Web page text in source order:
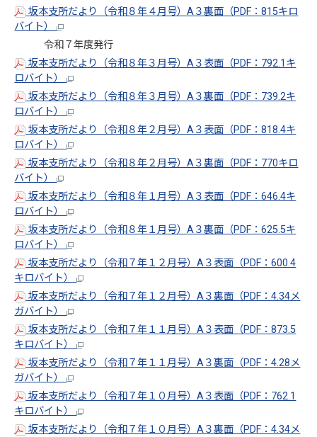
坂本支所だより（令和８年４月号）A３裏面（PDF：815キロ
バイト）
令和７年度発行
坂本支所だより（令和８年３月号）A３表面（PDF：792.1キ
ロバイト）
坂本支所だより（令和８年３月号）A３裏面（PDF：739.2キ
ロバイト）
坂本支所だより（令和８年２月号）A３表面（PDF：818.4キ
ロバイト）
坂本支所だより（令和８年２月号）A３裏面（PDF：770キロ
バイト）
坂本支所だより（令和８年１月号）A３表面（PDF：646.4キ
ロバイト）
坂本支所だより（令和８年１月号）A３裏面（PDF：625.5キ
ロバイト）
坂本支所だより（令和７年１２月号）A３表面（PDF：600.4
キロバイト）
坂本支所だより（令和７年１２月号）A３裏面（PDF：4.34メ
ガバイト）
坂本支所だより（令和７年１１月号）A３表面（PDF：873.5
キロバイト）
坂本支所だより（令和７年１１月号）A３裏面（PDF：4.28メ
ガバイト）
坂本支所だより（令和７年１０月号）A３表面（PDF：762.1
キロバイト）
坂本支所だより（令和７年１０月号）A３裏面（PDF：4.34メ